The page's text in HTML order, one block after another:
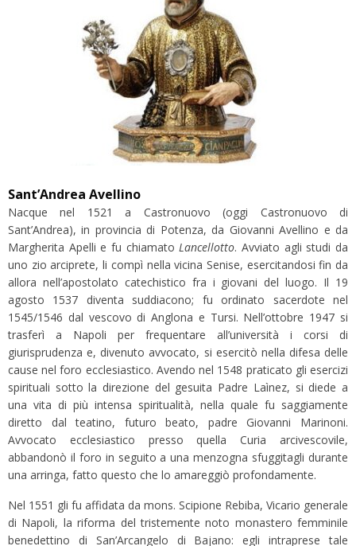
Sant’Andrea Avellino
Nacque nel
1521 a Castronuovo (oggi Castronuovo di
Sant’Andrea), in provincia di Potenza, da Giovanni Avellino e da
Margherita Apelli e fu chiamatoLancellotto. Avviato agli studi da
uno zio arciprete, li compì nella vicina Senise, esercitandosi fin da
allora nell’apostolato catechistico fra i giovani del luogo. Il 19
agosto 1537 diventa suddiacono; fu ordinato sacerdote nel
1545/1546 dal vescovo di Anglona e Tursi. Nell’ottobre 1947 si
trasferì a Napoli per frequentare all’università i corsi di
giurisprudenza e, divenuto avvocato, si esercitò nella difesa delle
cause nel foro ecclesiastico. Avendo nel 1548 praticato gli esercizi
spirituali sotto la direzione del gesuita Padre Laìnez, si diede a
una vita di più intensa spiritualità, nella quale fu saggiamente
diretto dal teatino, futuro beato, padre Giovanni Marinoni.
Avvocato ecclesiastico presso quella Curia arcivescovile,
abbandonò il foro in seguito a una menzogna sfuggitagli durante
una arringa, fatto questo che lo amareggiò profondamente.
Nel 1551 gli fu affidata da mons. Scipione Rebiba, Vicario generale
di Napoli, la riforma del tristemente noto monastero femminile
benedettino di San’Arcangelo di Bajano: egli intraprese tale